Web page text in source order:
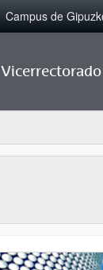
Campus de